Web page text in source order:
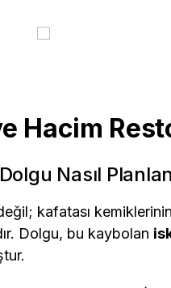
Hacim
Nasıl
kafatası
Dolgu, bu kaybolan